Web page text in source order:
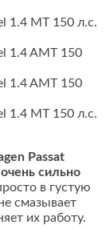
1.4 MT 150 л.с.
1.4 AMT 150
1.4 AMT 150
1.4 MT 150 л.с.
Passat
сильно
в густую
смазывает
их работу.